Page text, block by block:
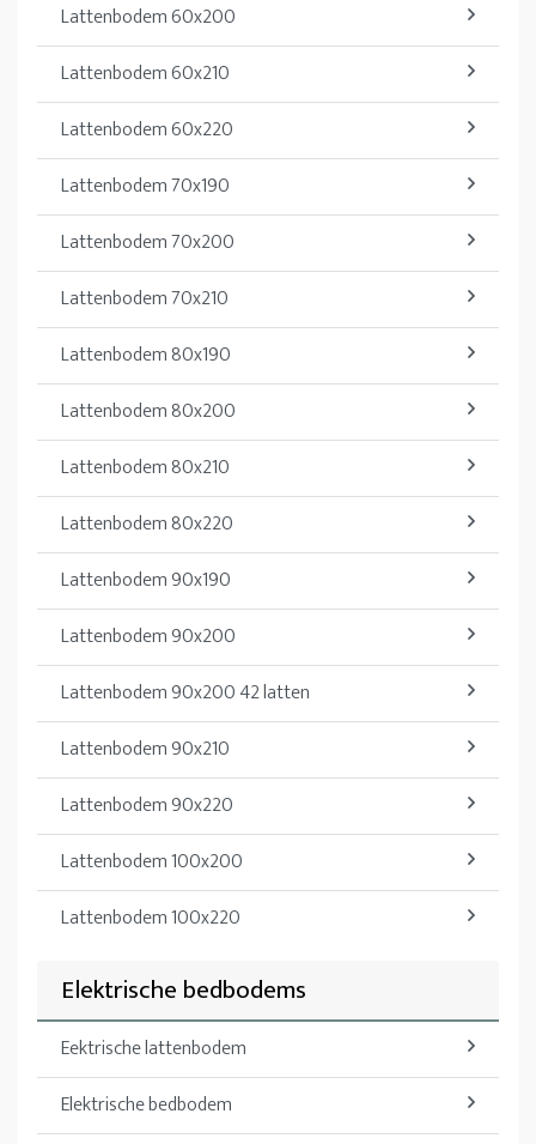
Lattenbodem 60x200
Lattenbodem 60x210
Lattenbodem 60x220
Lattenbodem 70x190
Lattenbodem 70x200
Lattenbodem 70x210
Lattenbodem 80x190
Lattenbodem 80x200
Lattenbodem 80x210
Lattenbodem 80x220
Lattenbodem 90x190
Lattenbodem 90x200
Lattenbodem 90x200 42 latten
Lattenbodem 90x210
Lattenbodem 90x220
Lattenbodem 100x200
Lattenbodem 100x220
Elektrische bedbodems
Eektrische lattenbodem
Elektrische bedbodem